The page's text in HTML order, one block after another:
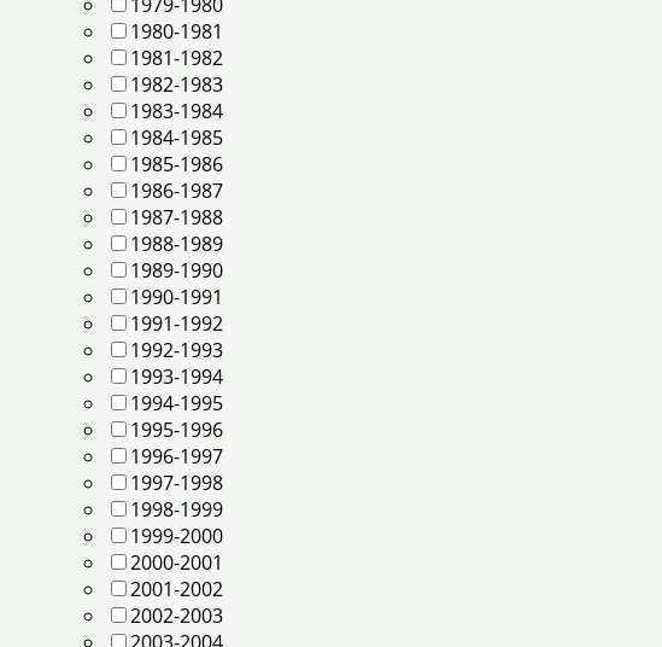
1980-1981
1981-1982
1982-1983
1983-1984
1984-1985
1985-1986
1986-1987
1987-1988
1988-1989
1989-1990
1990-1991
1991-1992
1992-1993
1993-1994
1994-1995
1995-1996
1996-1997
1997-1998
1998-1999
1999-2000
2000-2001
2001-2002
2002-2003